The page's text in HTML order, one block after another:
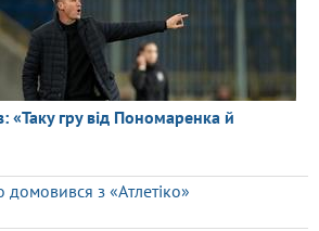
гру від Пономаренка й
домовився з «Атлетіко»